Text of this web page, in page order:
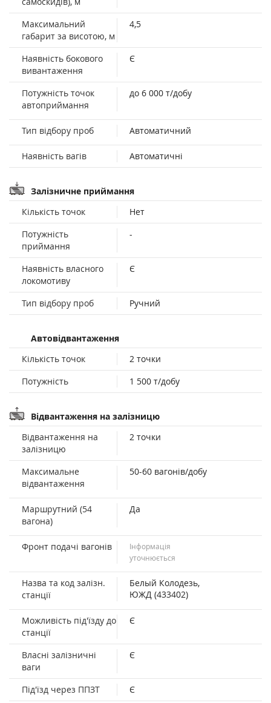
Максимальний
габарит за висотою, м
4,5
Наявність бокового
вивантаження
Є
Потужність точок
автоприймання
до 6 000 т/добу
Тип відбору проб Автоматичний
Наявність вагів Автоматичні
Залізничне приймання
Кількість точок
Нет
Потужність
приймання
-
Наявність власного
локомотиву
Є
Тип відбору проб Ручний
Автовідвантаження
Кількість точок
2 точки
Потужність
1 500 т/добу
Відвантаження на залізницю
Відвантаження на
залізницю
2 точки
Максимальне
відвантаження
50-60 вагонів/добу
Маршрутний (54
вагона)
Да
Фронт подачі вагонів
Інформація
уточнюється
Назва та код залізн.
станції
Белый Колодезь,
ЮЖД (433402)
Можливість під'їзду до
станції
Є
Власні залізничні
ваги
Є
Під'їзд через ППЗТ
Є